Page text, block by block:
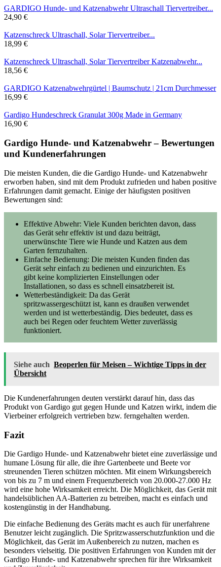
GARDIGO Hunde- und Katzenabwehr Ultraschall Tiervertreiber...
24,90 €
Katzenschreck Ultraschall, Solar Tiervertreiber...
18,99 €
Katzenschreck Ultraschall, Solar Tiervertreiber Katzenabwehr...
18,56 €
GARDIGO Katzenabwehrgürtel | Baumschutz | 21cm Durchmesser
16,99 €
Gardigo Hundeschreck Granulat 300g Made in Germany
16,90 €
Gardigo Hunde- und Katzenabwehr – Bewertungen
und Kundenerfahrungen
Die meisten Kunden, die die Gardigo Hunde- und Katzenabwehr
erworben haben, sind mit dem Produkt zufrieden und haben positive
Erfahrungen damit gemacht. Einige der häufigsten positiven
Bewertungen sind:
Effektive Abwehr: Viele Kunden berichten davon, dass
das Gerät sehr effektiv ist und dazu beiträgt,
unerwünschte Tiere wie Hunde und Katzen aus dem
Garten fernzuhalten.
Einfache Bedienung: Die meisten Kunden finden das
Gerät sehr einfach zu bedienen und einzurichten. Es
gibt keine komplizierten Einstellungen oder
Installationen, so dass es schnell einsatzbereit ist.
Wetterbeständigkeit: Da das Gerät
spritzwassergeschützt ist, kann es draußen verwendet
werden und ist wetterbeständig. Dies bedeutet, dass es
auch bei Regen oder feuchtem Wetter zuverlässig
funktioniert.
Siehe auch Beoperlen für Meisen – Wichtige Tipps in der
Übersicht
Die Kundenerfahrungen deuten verstärkt darauf hin, dass das
Produkt von Gardigo gut gegen Hunde und Katzen wirkt, indem die
Vierbeiner erfolgreich vertrieben bzw. ferngehalten werden.
Fazit
Die Gardigo Hunde- und Katzenabwehr bietet eine zuverlässige und
humane Lösung für alle, die ihre Gartenbeete und Beete vor
streunenden Tieren schützen möchten. Mit einem Wirkungsbereich
von bis zu 7 m und einem Frequenzbereich von 20.000-27.000 Hz
wird eine hohe Wirksamkeit erreicht. Die Möglichkeit, das Gerät mit
handelsüblichen AA-Batterien zu betreiben, macht es einfach und
kostengünstig in der Handhabung.
Die einfache Bedienung des Geräts macht es auch für unerfahrene
Benutzer leicht zugänglich. Die Spritzwasserschutzfunktion und die
Möglichkeit, das Gerät im Außenbereich zu nutzen, machen es
besonders vielseitig. Die positiven Erfahrungen von Kunden mit der
Gardigo Hunde- und Katzenabwehr sprechen für ihre Wirksamkeit